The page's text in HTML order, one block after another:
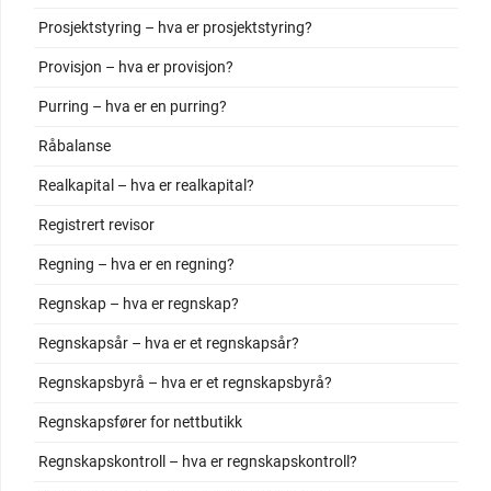
Prosjektstyring – hva er prosjektstyring?
Provisjon – hva er provisjon?
Purring – hva er en purring?
Råbalanse
Realkapital – hva er realkapital?
Registrert revisor
Regning – hva er en regning?
Regnskap – hva er regnskap?
Regnskapsår – hva er et regnskapsår?
Regnskapsbyrå – hva er et regnskapsbyrå?
Regnskapsfører for nettbutikk
Regnskapskontroll – hva er regnskapskontroll?